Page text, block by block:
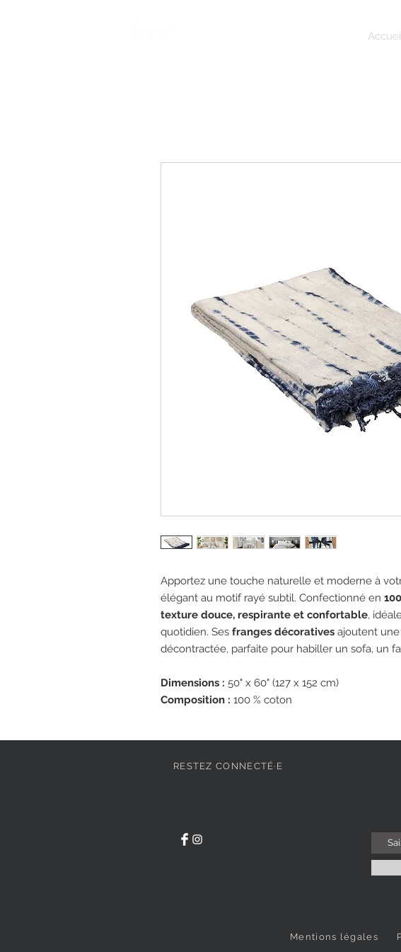
Apportez une touche naturelle et moderne à
élégant au motif rayé subtil. Confectionné en
texture douce, respirante et confortable,
quotidien. Ses franges décoratives ajoutent
décontractée, parfaite pour habiller un sofa, un
Dimensions : 50" x 60" (127 x 152 cm)
Composition : 100 % coton
RESTEZ CONNECTÉ·E
Mentions légales